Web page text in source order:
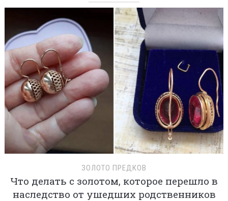
ЗОЛОТО ПРЕДКОВ
Что делать с золотом, которое перешло в
наследство от ушедших родственников